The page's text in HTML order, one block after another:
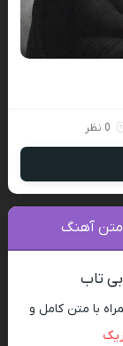
0 نظر
متن آهنگ
تاب
با متن کامل و